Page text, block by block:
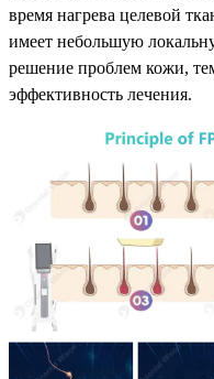
время нагрева целевой
имеет небольшую
решение проблем кожи,
эффективность лечения.